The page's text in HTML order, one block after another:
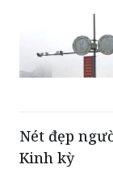
Nét đẹp
Kinh kỳ